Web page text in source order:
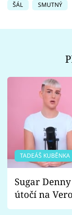
ŠÁL
SMUTNÝ
TADEÁŠ KUBĚNKA
Sugar
útočí na
Proč je